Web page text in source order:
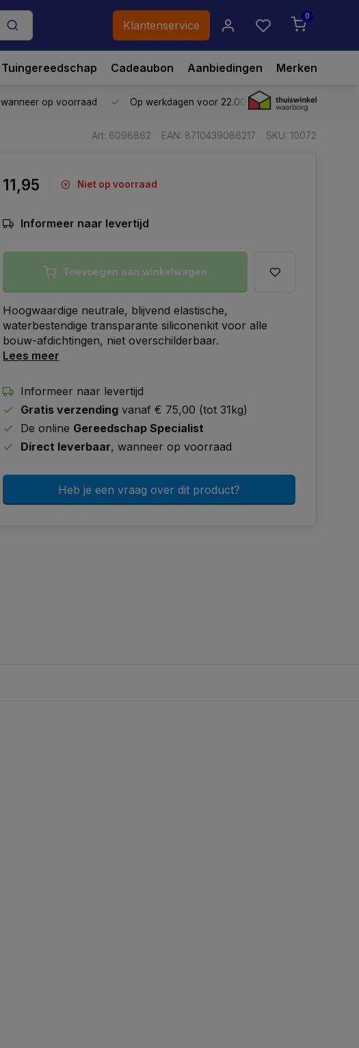
Klantenservice
0
Tuingereedschap Cadeaubon Aanbiedingen Merken
, wanneer op voorraad Op werkdagen voor 22.00 uur besteld,vandaag
Art: 6096862 EAN: 8710439086217 SKU: 10072
11,95 Niet op voorraad
Informeer naar levertijd
Toevoegen aan winkelwagen
Hoogwaardige neutrale, blijvend elastische,
waterbestendige transparante siliconenkit voor alle
bouw-afdichtingen, niet overschilderbaar.
Lees meer
Informeer naar levertijd
Gratis verzending vanaf € 75,00 (tot 31kg)
De online Gereedschap Specialist
Direct leverbaar, wanneer op voorraad
Heb je een vraag over dit product?